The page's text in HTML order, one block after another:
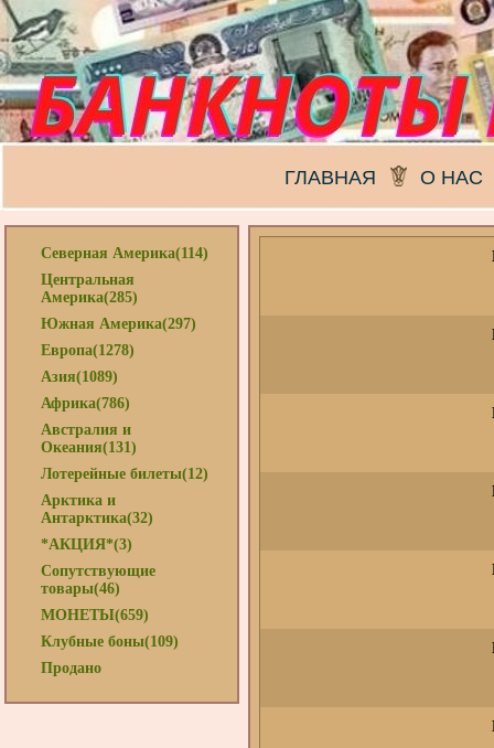
ГЛАВНАЯ О НАС
Северная Америка(114)
Центральная
Америка(285)
Южная Америка(297)
Европа(1278)
Азия(1089)
Африка(786)
Австралия и
Океания(131)
Лотерейные билеты(12)
Арктика и
Антарктика(32)
*АКЦИЯ*(3)
Сопутствующие
товары(46)
МОНЕТЫ(659)
Клубные боны(109)
Продано